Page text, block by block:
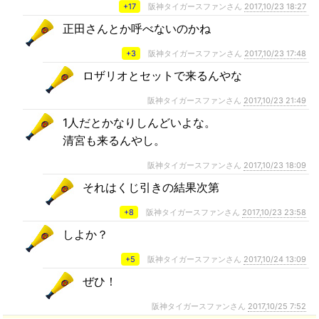
+17 阪神タイガースファンさん 2017,10/23 18:27
正田さんとか呼べないのかね
+3 阪神タイガースファンさん 2017,10/23 17:48
ロザリオとセットで来るんやな
阪神タイガースファンさん 2017,10/23 21:49
1人だとかなりしんどいよな。
清宮も来るんやし。
阪神タイガースファンさん 2017,10/23 18:09
それはくじ引きの結果次第
+8 阪神タイガースファンさん 2017,10/23 23:58
しよか？
+5 阪神タイガースファンさん 2017,10/24 13:09
ぜひ！
阪神タイガースファンさん 2017,10/25 7:52